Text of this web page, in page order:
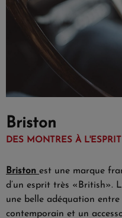
Briston
DES MONTRES À
Briston est une marque
d’un esprit très «British».
une belle adéquation
contemporain et un